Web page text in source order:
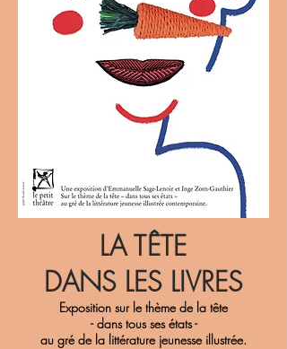
LA TÊTE
DANS LES LIVRES
Exposition sur le thème de la tête
- dans tous ses états -
au gré de la littérature jeunesse illustrée.